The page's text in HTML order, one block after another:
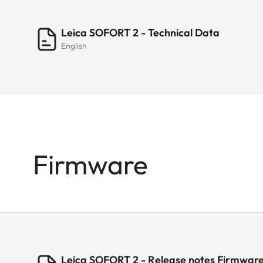
Leica SOFORT 2 - Technical Data
English
Firmware
Leica SOFORT 2 - Release notes Firmware